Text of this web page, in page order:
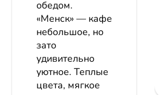
обедом.
«Менск» — кафе
небольшое, но
зато
удивительно
уютное. Теплые
цвета, мягкое